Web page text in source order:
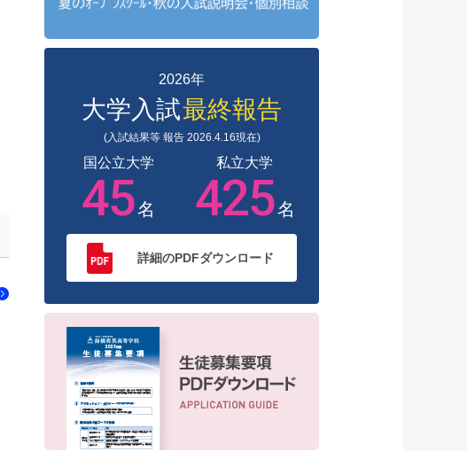
2026年
大学入試最終報告
(入試結果等 報告 2026.4.16現在)
国公立大学 私立大学
45名 425名
詳細のPDFダウンロード